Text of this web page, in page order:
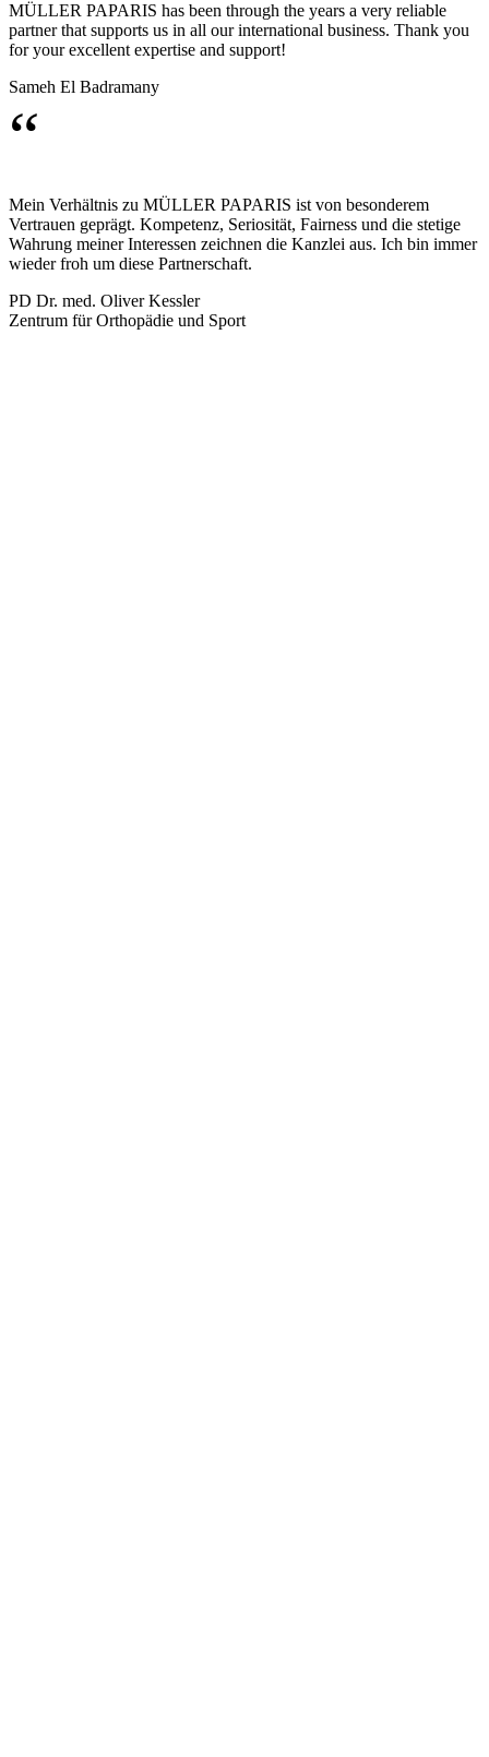
MÜLLER PAPARIS has been through the years a very reliable
partner that supports us in all our international business. Thank you
for your excellent expertise and support!
Sameh El Badramany
“
Mein Verhältnis zu MÜLLER PAPARIS ist von besonderem
Vertrauen geprägt. Kompetenz, Seriosität, Fairness und die stetige
Wahrung meiner Interessen zeichnen die Kanzlei aus. Ich bin immer
wieder froh um diese Partnerschaft.
PD Dr. med. Oliver Kessler
Zentrum für Orthopädie und Sport